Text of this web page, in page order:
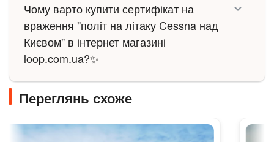
Чому варто купити сертифікат на
враження "політ на літаку Cessna над
Києвом" в інтернет магазині
loop.com.ua?✨
Переглянь схоже